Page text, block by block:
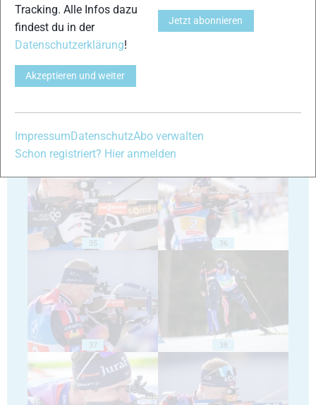
31
33
35 36
37 38
Tracking. Alle Infos dazu
findest du in der
Datenschutzerklärung!
Akzeptieren und weiter
Jetzt abonnieren
ImpressumDatenschutzAbo verwalten
Schon registriert? Hier anmelden